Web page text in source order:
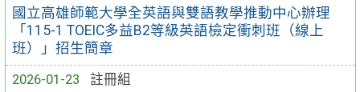
國立高雄師範大學全英語與雙語教學推動中心辦理
「115-1 TOEIC多益B2等級英語檢定衝刺班（線上
班）」招生簡章
2026-01-23
註冊組